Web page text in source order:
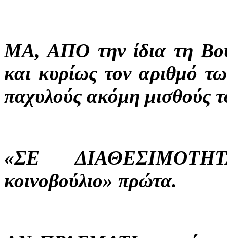
ΜΑ, ΑΠΟ την ίδια τη
και κυρίως τον αριθμό
παχυλούς ακόμη μισθούς
«ΣΕ
κοινοβούλιο» πρώτα.